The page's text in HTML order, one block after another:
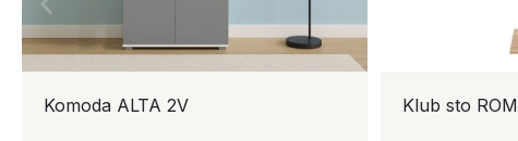
Komoda ALTA 2V Klub sto ROMA